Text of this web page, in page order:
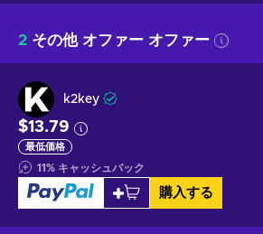
2 その他 オファー オファー
k2key
$13.79
最低価格
11% キャッシュバック
購入する